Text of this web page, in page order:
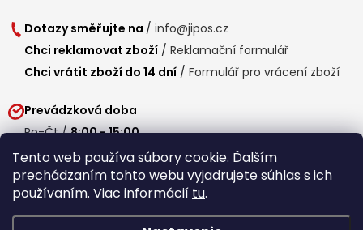
Tento web používa súbory cookie. Ďalším
prechádzaním tohto webu vyjadrujete súhlas s ich
používaním. Viac informácií tu.
Dotazy směřujte na / info@jipos.cz
Chci reklamovat zboží / Reklamační formulář
Chci vrátit zboží do 14 dní / Formulář pro vrácení zboží
Prevádzková doba
Po-Čt /8:00 - 15:00
Pá / 7:30 - 14:30
Obedňajšia prestávka /11:00 - 11:30